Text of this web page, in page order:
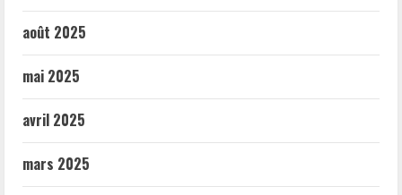
août 2025
mai 2025
avril 2025
mars 2025